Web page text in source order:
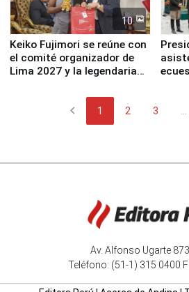
10
Keiko Fujimori se reúne con
el comité organizador de
Lima 2027 y la legendaria
chevron_left 1 2 3 ...
Av. Alfonso Ugarte
Teléfono: (51-1) 315 0400